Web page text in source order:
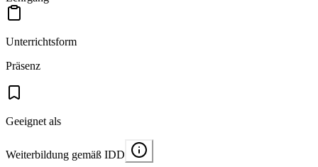
Unterrichtsform
Präsenz
Geeignet als
Weiterbildung gemäß IDD